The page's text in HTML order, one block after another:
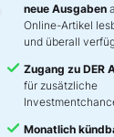
neue Ausgaben
Online-Artikel
und überall
Zugang zu DER
für zusätzliche
Monatlich